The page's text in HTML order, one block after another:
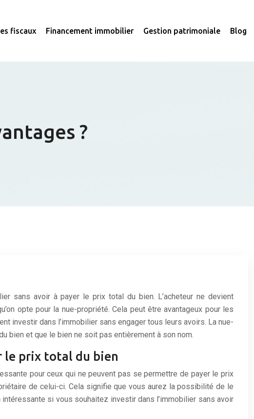
fiscaux Financement immobilier Gestion patrimoniale Blog
?
sans avoir à payer le prix total du bien. L’acheteur ne devient
opte pour la nue-propriété. Cela peut être avantageux pour les
investir dans l’immobilier sans engager tous leurs avoirs. La nue-
bien et que le bien ne soit pas entièrement à son nom.
le prix total du bien
pour ceux qui ne peuvent pas se permettre de payer le prix
de celui-ci. Cela signifie que vous aurez la possibilité de le
si vous souhaitez investir dans l’immobilier sans avoir